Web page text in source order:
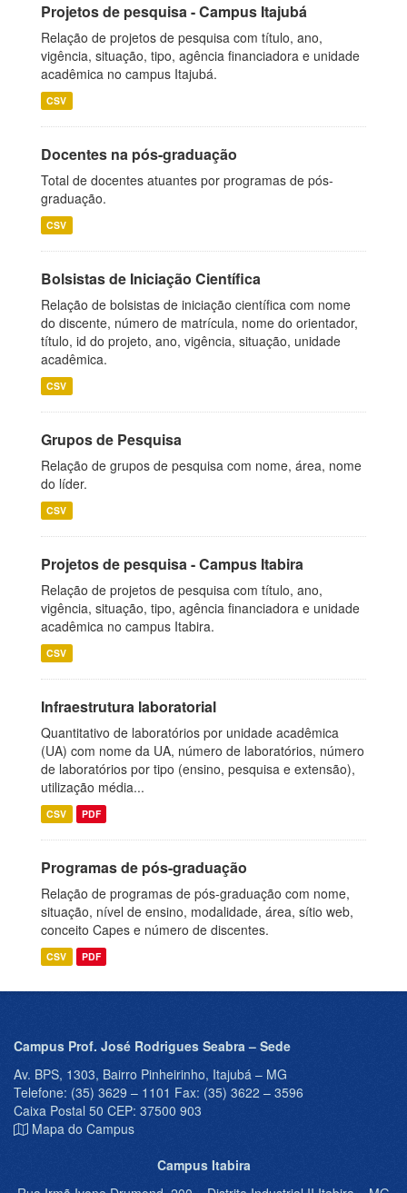
Projetos de pesquisa - Campus Itajubá
Relação de projetos de pesquisa com título, ano,
vigência, situação, tipo, agência financiadora e unidade
acadêmica no campus Itajubá.
CSV
Docentes na pós-graduação
Total de docentes atuantes por programas de pós-
graduação.
CSV
Bolsistas de Iniciação Científica
Relação de bolsistas de iniciação científica com nome
do discente, número de matrícula, nome do orientador,
título, id do projeto, ano, vigência, situação, unidade
acadêmica.
CSV
Grupos de Pesquisa
Relação de grupos de pesquisa com nome, área, nome
do líder.
CSV
Projetos de pesquisa - Campus Itabira
Relação de projetos de pesquisa com título, ano,
vigência, situação, tipo, agência financiadora e unidade
acadêmica no campus Itabira.
CSV
Infraestrutura laboratorial
Quantitativo de laboratórios por unidade acadêmica
(UA) com nome da UA, número de laboratórios, número
de laboratórios por tipo (ensino, pesquisa e extensão),
utilização média...
CSV PDF
Programas de pós-graduação
Relação de programas de pós-graduação com nome,
situação, nível de ensino, modalidade, área, sítio web,
conceito Capes e número de discentes.
CSV PDF
Campus Prof. José Rodrigues Seabra – Sede
Av. BPS, 1303, Bairro Pinheirinho, Itajubá – MG
Telefone: (35) 3629 – 1101 Fax: (35) 3622 – 3596
Caixa Postal 50 CEP: 37500 903
Mapa do Campus
Campus Itabira